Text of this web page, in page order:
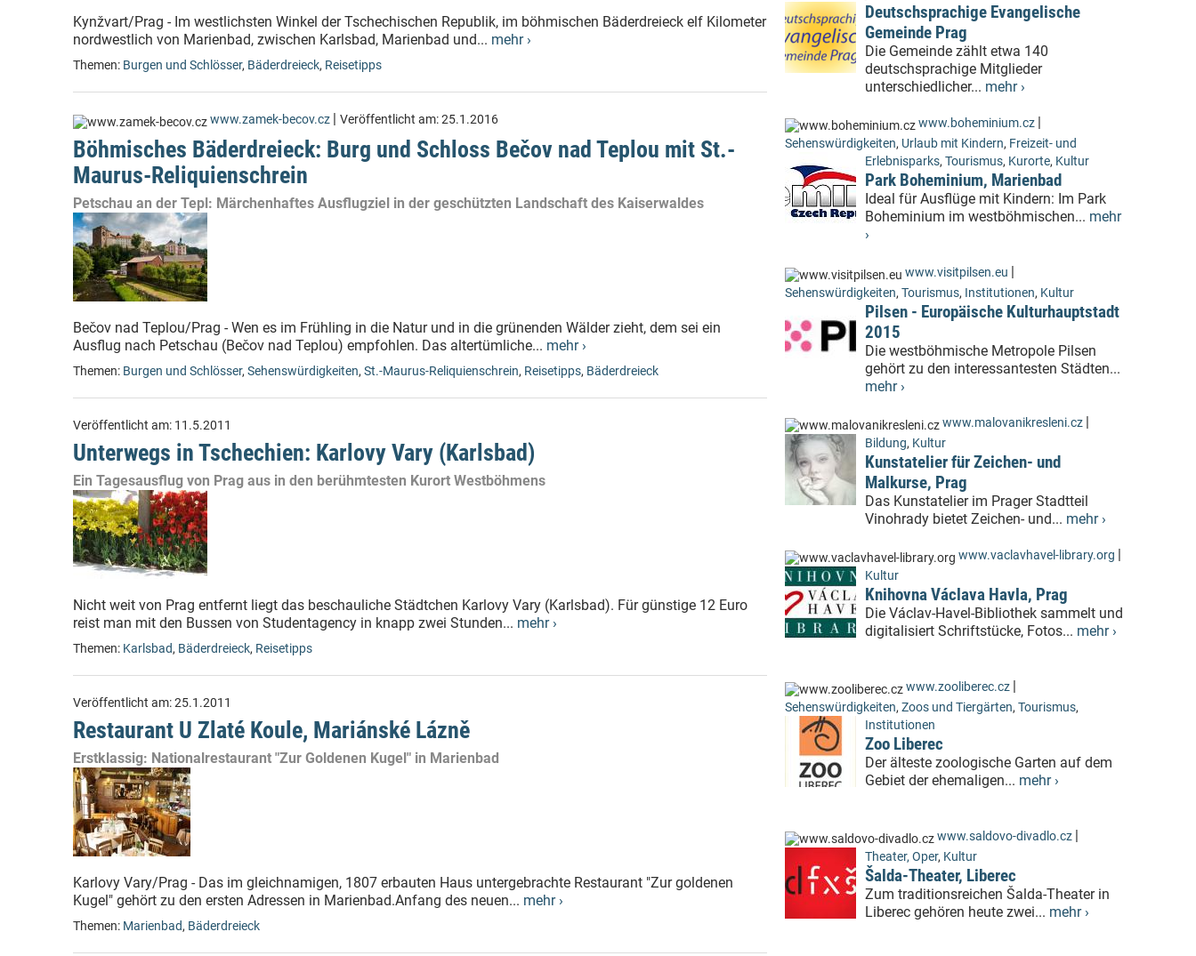
Kynžvart/Prag - Im westlichsten Winkel der Tschechischen Republik, im böhmischen Bäderdreieck elf Kilometer
nordwestlich von Marienbad, zwischen Karlsbad, Marienbad und... mehr ›
Themen: Burgen und Schlösser, Bäderdreieck, Reisetipps
www.zamek-becov.cz | Veröffentlicht am:25.1.2016
Böhmisches Bäderdreieck: Burg und Schloss Bečov nad Teplou mit St.-
Maurus-Reliquienschrein
Petschau an der Tepl: Märchenhaftes Ausflugziel in der geschützten Landschaft des Kaiserwaldes
Bečov nad Teplou/Prag - Wen es im Frühling in die Natur und in die grünenden Wälder zieht, dem sei ein
Ausflug nach Petschau (Bečov nad Teplou) empfohlen. Das altertümliche... mehr ›
Themen: Burgen und Schlösser, Sehenswürdigkeiten, St.-Maurus-Reliquienschrein, Reisetipps, Bäderdreieck
Veröffentlicht am: 11.5.2011
Unterwegs in Tschechien: Karlovy Vary (Karlsbad)
Ein Tagesausflug von Prag aus in den berühmtesten Kurort Westböhmens
Nicht weit von Prag entfernt liegt das beschauliche Städtchen Karlovy Vary (Karlsbad). Für günstige 12 Euro
reist man mit den Bussen von Studentagency in knapp zwei Stunden... mehr ›
Themen: Karlsbad, Bäderdreieck, Reisetipps
Veröffentlicht am:25.1.2011
Restaurant U Zlaté Koule, Mariánské Lázně
Erstklassig: Nationalrestaurant "Zur Goldenen Kugel" in Marienbad
Karlovy Vary/Prag - Das im gleichnamigen, 1807 erbauten Haus untergebrachte Restaurant "Zur goldenen
Kugel" gehört zu den ersten Adressen in Marienbad.Anfang des neuen... mehr ›
Themen: Marienbad, Bäderdreieck
Deutschsprachige Evangelische
Gemeinde Prag
Die Gemeinde zählt etwa 140
deutschsprachige Mitglieder
unterschiedlicher... mehr ›
www.boheminium.cz |
Sehenswürdigkeiten, Urlaub mit Kindern, Freizeit- und
Erlebnisparks, Tourismus, Kurorte, Kultur
Park Boheminium, Marienbad
Ideal für Ausflüge mit Kindern: Im Park
Boheminium im westböhmischen... mehr
›
www.visitpilsen.eu |
Sehenswürdigkeiten, Tourismus, Institutionen, Kultur
Pilsen - Europäische Kulturhauptstadt
2015
Die westböhmische Metropole Pilsen
gehört zu den interessantesten Städten...
mehr ›
www.malovanikresleni.cz |
Bildung, Kultur
Kunstatelier für Zeichen- und
Malkurse, Prag
Das Kunstatelier im Prager Stadtteil
Vinohrady bietet Zeichen- und... mehr ›
www.vaclavhavel-library.org |
Kultur
Knihovna Václava Havla, Prag
Die Václav-Havel-Bibliothek sammelt und
digitalisiert Schriftstücke, Fotos... mehr ›
www.zooliberec.cz |
Sehenswürdigkeiten, Zoos und Tiergärten, Tourismus,
Institutionen
Zoo Liberec
Der älteste zoologische Garten auf dem
Gebiet der ehemaligen... mehr ›
www.saldovo-divadlo.cz |
Theater, Oper, Kultur
Šalda-Theater, Liberec
Zum traditionsreichen Šalda-Theater in
Liberec gehören heute zwei... mehr ›